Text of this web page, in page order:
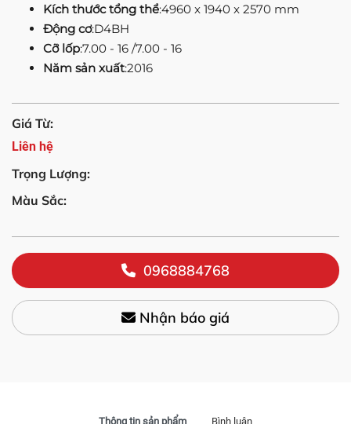
Kích thước tổng thể:4960 x 1940 x 2570 mm
Động cơ:D4BH
Cỡ lốp:7.00 - 16 /7.00 - 16
Năm sản xuất:2016
Giá Từ:
Liên hệ
Trọng Lượng:
Màu Sắc:
0968884768
Nhận báo giá
Thông tin sản phẩm Bình luận